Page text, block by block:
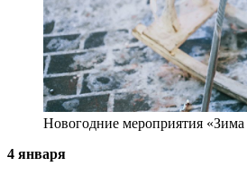
Новогодние мероприятия «Зима
4 января